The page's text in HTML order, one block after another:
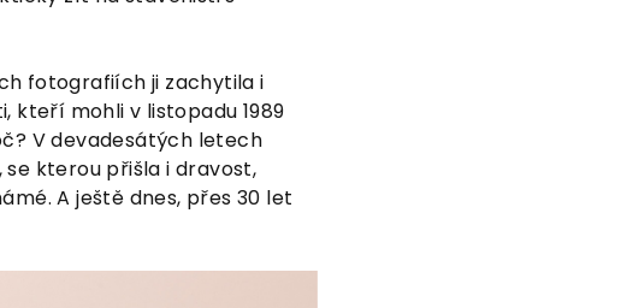
fotografiích ji zachytila i
kteří mohli v listopadu 1989
V devadesátých letech
kterou přišla i dravost,
A ještě dnes, přes 30 let